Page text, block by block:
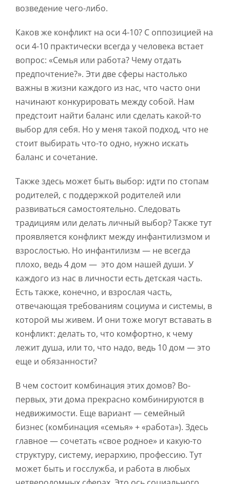
возведение чего-либо.
Каков же конфликт на оси 4-10? С оппозицией на
оси 4-10 практически всегда у человека встает
вопрос: «Семья или работа? Чему отдать
предпочтение?». Эти две сферы настолько
важны в жизни каждого из нас, что часто они
начинают конкурировать между собой. Нам
предстоит найти баланс или сделать какой-то
выбор для себя. Но у меня такой подход, что не
стоит выбирать что-то одно, нужно искать
баланс и сочетание.
Также здесь может быть выбор: идти по стопам
родителей, с поддержкой родителей или
развиваться самостоятельно. Следовать
традициям или делать личный выбор? Также тут
проявляется конфликт между инфантилизмом и
взрослостью. Но инфантилизм — не всегда
плохо, ведь 4 дом — это дом нашей души. У
каждого из нас в личности есть детская часть.
Есть также, конечно, и взрослая часть,
отвечающая требованиям социума и системы, в
которой мы живем. И они тоже могут вставать в
конфликт: делать то, что комфортно, к чему
лежит душа, или то, что надо, ведь 10 дом — это
еще и обязанности?
В чем состоит комбинация этих домов? Во-
первых, эти дома прекрасно комбинируются в
недвижимости. Еще вариант — семейный
бизнес (комбинация «семья» + «работа»). Здесь
главное — сочетать «свое родное» и какую-то
структуру, систему, иерархию, профессию. Тут
может быть и госслужба, и работа в любых